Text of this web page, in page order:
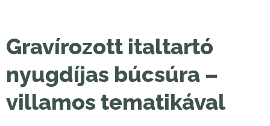
Gravírozott italtartó
nyugdíjas búcsúra –
villamos tematikával